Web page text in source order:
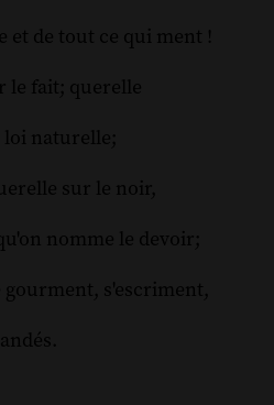
et de tout ce qui ment !
le fait; querelle
loi naturelle;
sur le noir,
nomme le devoir;
gourment, s'escriment,